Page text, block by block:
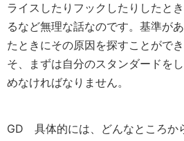
ライスしたりフックしたりしたと
るなど無理な話なのです。基準が
たときにその原因を探すことがで
そ、まずは自分のスタンダードを
めなければなりません。
GD 具体的には、どんなところか